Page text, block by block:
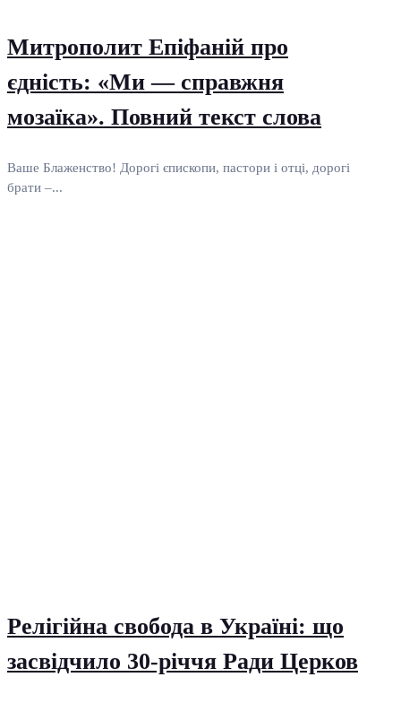
Митрополит Епіфаній про
єдність: «Ми — справжня
мозаїка». Повний текст слова
Ваше Блаженство! Дорогі єпископи, пастори і отці, дорогі
брати –...
Релігійна свобода в Україні: що
засвідчило 30-річчя Ради Церков